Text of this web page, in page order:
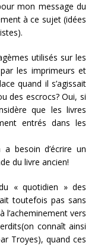
mon message du
à ce sujet (idées
utilisés sur les
les imprimeurs et
quand il s’agissait
des escrocs? Oui, si
que les livres
entrés dans les
besoin d’écrire un
du livre ancien!
« quotidien » des
toutefois pas sans
l’acheminement vers
connaît ainsi
Troyes), quand ces